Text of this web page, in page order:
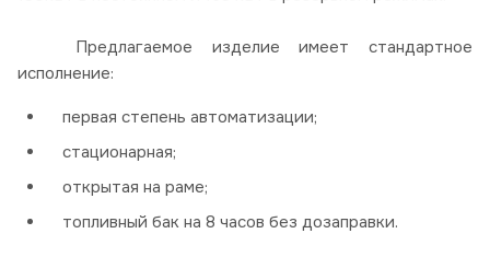
Предлагаемое изделие имеет стандартное
исполнение:
первая степень автоматизации;
стационарная;
открытая на раме;
топливный бак на 8 часов без дозаправки.